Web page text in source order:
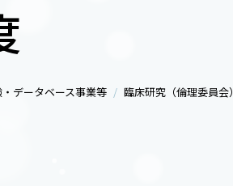
データベース事業等 臨床研究（倫理委員会）